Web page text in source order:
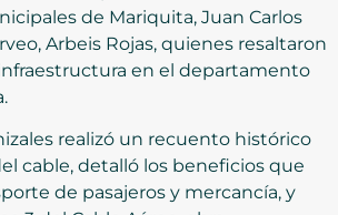
de Mariquita, Juan Carlos
Arbeis Rojas, quienes resaltaron
en el departamento
realizó un recuento histórico
cable, detalló los beneficios que
de pasajeros y mercancía, y